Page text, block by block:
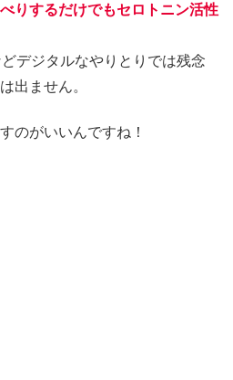
りするだけでもセロトニン活性
デジタルなやりとりでは残念
出ません。
のがいいんですね！